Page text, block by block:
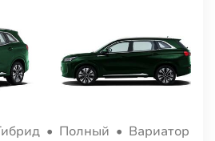
• Полный • Вариатор